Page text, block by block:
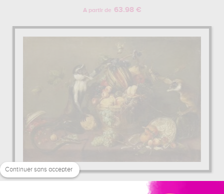
A partir de 63.98 €
Deux singes pillant une corbeille de...
Continuer sans accepter